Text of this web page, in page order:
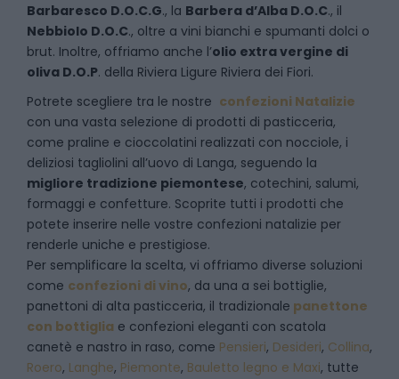
Barbaresco D.O.C.G., la Barbera d’Alba D.O.C., il
Nebbiolo D.O.C., oltre a vini bianchi e spumanti dolci o
brut. Inoltre, offriamo anche l’olio extra vergine di
oliva D.O.P. della Riviera Ligure Riviera dei Fiori.
Potrete scegliere tra le nostre confezioni Natalizie
con una vasta selezione di prodotti di pasticceria,
come praline e cioccolatini realizzati con nocciole, i
deliziosi tagliolini all’uovo di Langa, seguendo la
migliore tradizione piemontese, cotechini, salumi,
formaggi e confetture. Scoprite tutti i prodotti che
potete inserire nelle vostre confezioni natalizie per
renderle uniche e prestigiose.
Per semplificare la scelta, vi offriamo diverse soluzioni
come confezioni di vino, da una a sei bottiglie,
panettoni di alta pasticceria, il tradizionale panettone
con bottiglia e confezioni eleganti con scatola
canetè e nastro in raso, come Pensieri, Desideri, Collina,
Roero, Langhe, Piemonte, Bauletto legno e Maxi, tutte